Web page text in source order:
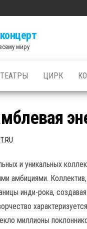
миру
ТЕАТРЫ ЦИРК
и уникальных
амбициями.
инди-рока,
миллионы